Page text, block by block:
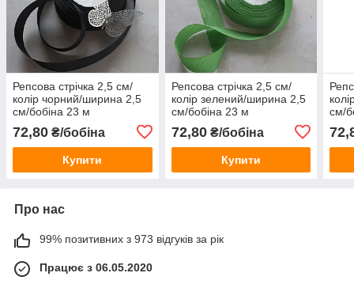
Репсова стрічка 2,5 см/
колір чорний/ширина 2,5
см/бобіна 23 м
72,80 ₴/бобіна
Купити
Репсова стрічка 2,5 см/
колір зелений/ширина 2,5
см/бобіна 23 м
72,80₴/бобіна
Купити
см/
Про нас
99% позитивних з 973 відгуків за рік
Працює з 06.05.2020